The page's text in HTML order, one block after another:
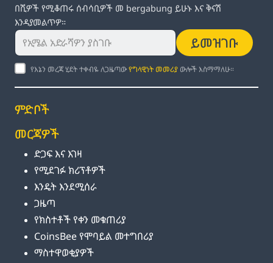
በሺዎች የሚቆጠሩ ሰብሳቢዎች መ bergabung ይሁኑ እና ቅናሽ
እንዳያመልጥዎ።
ይመዝገቡ
የእኔን መረጃ ሂደት ተቀብዬ ለጋዜጣውየግላዊነት መመሪያ ውሎች እስማማለሁ።
ምድቦች
መርጃዎች
ድጋፍ እና እገዛ
የሚደገፉ ክሪፕቶዎች
እንዴት እንደሚሰራ
ጋዜጣ
የክስተቶች የቀን መቁጠሪያ
CoinsBee የሞባይል መተግበሪያ
ማስተዋወቂያዎች